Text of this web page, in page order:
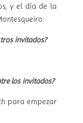
y el día de la
invitados?
los invitados?
para empezar